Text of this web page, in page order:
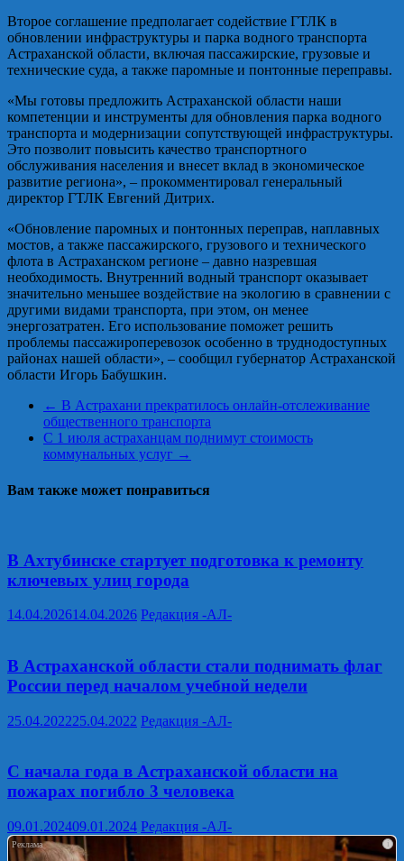
Второе соглашение предполагает содействие ГТЛК в
обновлении инфраструктуры и парка водного транспорта
Астраханской области, включая пассажирские, грузовые и
технические суда, а также паромные и понтонные переправы.
«Мы готовы предложить Астраханской области наши
компетенции и инструменты для обновления парка водного
транспорта и модернизации сопутствующей инфраструктуры.
Это позволит повысить качество транспортного
обслуживания населения и внесет вклад в экономическое
развитие региона», – прокомментировал генеральный
директор ГТЛК Евгений Дитрих.
«Обновление паромных и понтонных переправ, наплавных
мостов, а также пассажирского, грузового и технического
флота в Астраханском регионе – давно назревшая
необходимость. Внутренний водный транспорт оказывает
значительно меньшее воздействие на экологию в сравнении с
другими видами транспорта, при этом, он менее
энергозатратен. Его использование поможет решить
проблемы пассажироперевозок особенно в труднодоступных
районах нашей области», – сообщил губернатор Астраханской
области Игорь Бабушкин.
← В Астрахани прекратилось онлайн-отслеживание
общественного транспорта
С 1 июля астраханцам поднимут стоимость
коммунальных услуг →
Вам также может понравиться
В Ахтубинске стартует подготовка к ремонту
ключевых улиц города
14.04.202614.04.2026 Редакция -АЛ-
В Астраханской области стали поднимать флаг
России перед началом учебной недели
25.04.202225.04.2022 Редакция -АЛ-
С начала года в Астраханской области на
пожарах погибло 3 человека
09.01.202409.01.2024 Редакция -АЛ-
i